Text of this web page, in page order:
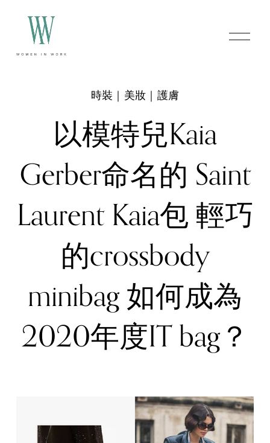
O
p
以模特兒Kaia
Gerber命名的 Saint
Laurent Kaia包 輕巧
的crossbody
minibag 如何成為
2020年度IT bag？
時裝｜美妝｜護膚